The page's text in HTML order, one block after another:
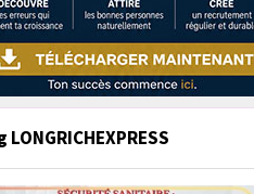
LONGRICHEXPRESS